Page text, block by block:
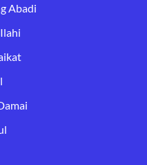
Abadi